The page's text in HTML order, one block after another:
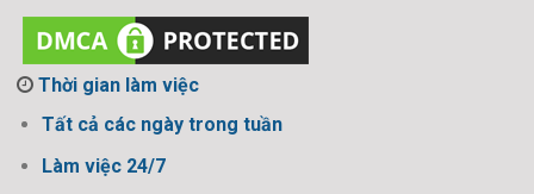
Thời gian làm việc
Tất cả các ngày trong tuần
Làm việc 24/7